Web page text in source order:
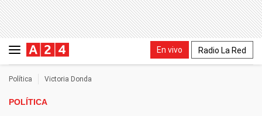
En vivo Radio La Red
Política Victoria Donda
POLÍTICA